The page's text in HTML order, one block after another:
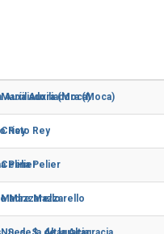
María Auxiliadora (Moca)
Cristo Rey
Celina Pelier
Madre Mazzarello